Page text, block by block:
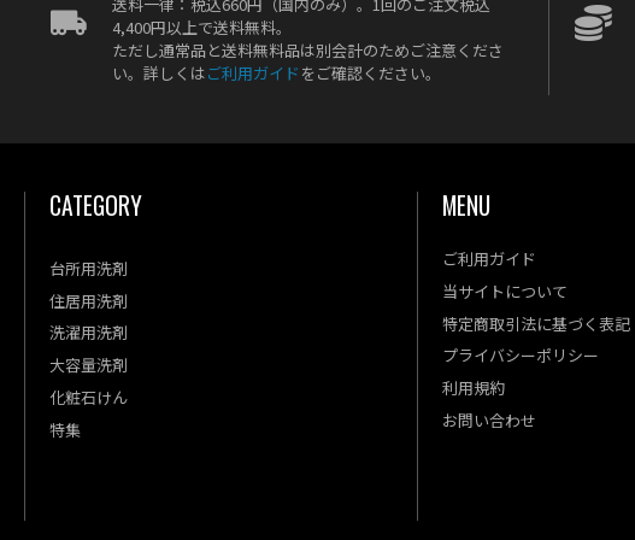
4,400円以上で送料無料。
ただし通常品と送料無料品は別会計のためご注意くださ
い。詳しくはご利用ガイド をご確認ください。
CATEGORY
台所用洗剤
住居用洗剤
洗濯用洗剤
大容量洗剤
化粧石けん
特集
MENU
ご利用ガイド
当サイトについて
特定商取引法に基づく表記
プライバシーポリシー
利用規約
お問い合わせ